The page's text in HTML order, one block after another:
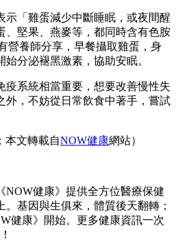
示「雞蛋減少中斷睡眠，或夜間醒
、堅果、燕麥等，都同時含有色胺
營養師分享，早餐攝取雞蛋，身
分泌褪黑激素，協助安眠。
疫系統相當重要，想要改善慢性失
外，不妨從日常飲食中著手，嘗試
本文轉載自NOW健康網站）
NOW健康》提供全方位醫療保健
。基因與生俱來，體質後天翻轉；
健康》開始。更多健康資訊一次